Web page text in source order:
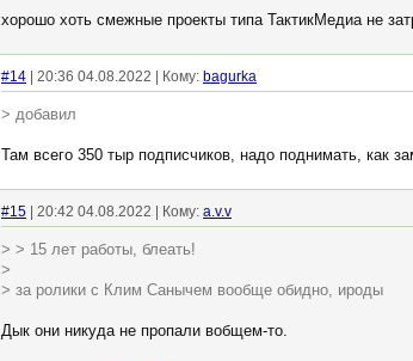
хорошо хоть смежные проекты типа ТактикМедиа не
#14 | 20:36 04.08.2022 | Кому: bagurka
> добавил
Там всего 350 тыр подписчиков, надо поднимать, как
#15 | 20:42 04.08.2022 | Кому: a.v.v
> > 15 лет работы, блеать!
>
> за ролики с Клим Санычем вообще обидно, ироды
Дык они никуда не пропали вобщем-то.